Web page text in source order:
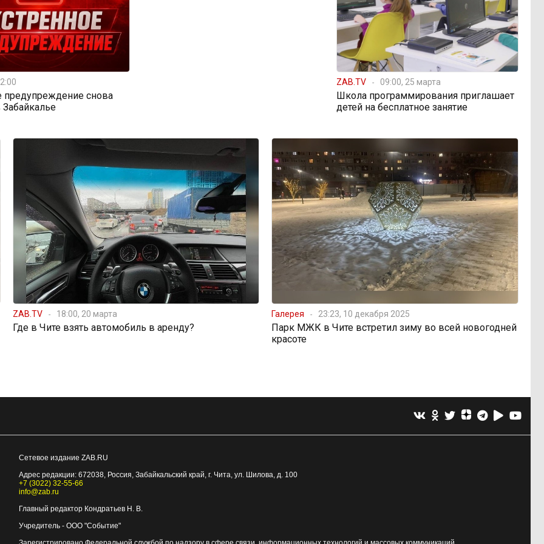
предупреждение снова
ZAB.TV 09:00, 25 марта
Школа программирования приглашает
детей на бесплатное занятие
ZAB.TV 18:00, 20 марта
Где в Чите взять автомобиль в аренду?
Галерея 23:23, 10 декабря 2025
Парк МЖК в Чите встретил зиму во всей новогодней
красоте
Сетевое издание ZAB.RU
Адрес редакции: 672038, Россия, Забайкальский край, г. Чита, ул. Шилова, д. 100
+7 (3022) 32-55-66
info@zab.ru
Главный редактор Кондратьев Н. В.
Учредитель - ООО "Событие"